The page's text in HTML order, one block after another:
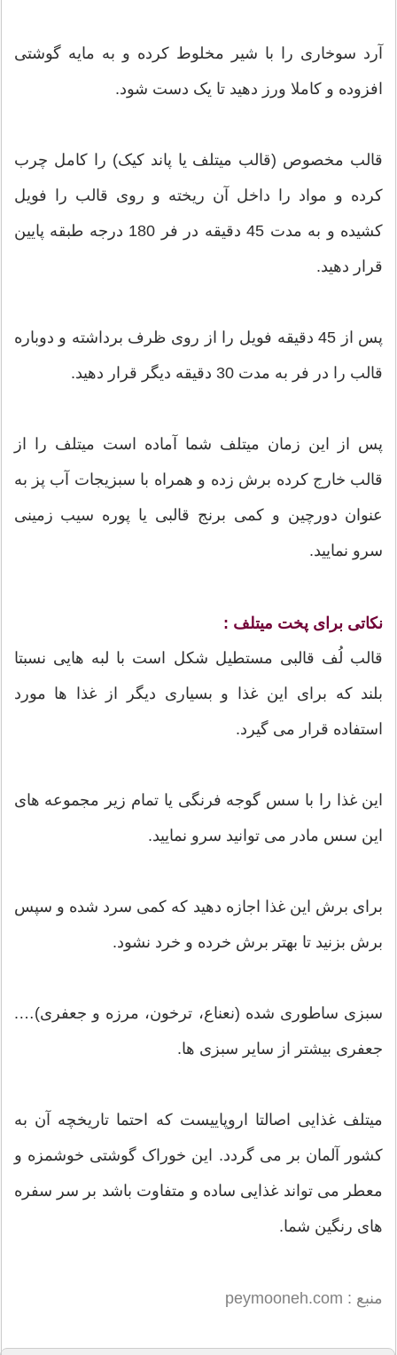
آرد سوخاری را با شیر مخلوط کرده و به مایه گوشتی
افزوده و کاملا ورز دهید تا یک دست شود.
قالب مخصوص (قالب میتلف یا پاند کیک) را کامل چرب
کرده و مواد را داخل آن ریخته و روی قالب را فویل
کشیده و به مدت 45 دقیقه در فر 180 درجه طبقه پایین
قرار دهید.
پس از 45 دقیقه فویل را از روی ظرف برداشته و دوباره
قالب را در فر به مدت 30 دقیقه دیگر قرار دهید.
پس از این زمان میتلف شما آماده است میتلف را از
قالب خارج کرده برش زده و همراه با سبزیجات آب پز به
عنوان دورچین و کمی برنج قالبی یا پوره سیب زمینی
سرو نمایید.
نکاتی برای پخت میتلف :
قالب لُف قالبی مستطیل شکل است با لبه هایی نسبتا
بلند که برای این غذا و بسیاری دیگر از غذا ها مورد
استفاده قرار می گیرد.
این غذا را با سس گوجه فرنگی یا تمام زیر مجموعه های
این سس مادر می توانید سرو نمایید.
برای برش این غذا اجازه دهید که کمی سرد شده و سپس
برش بزنید تا بهتر برش خرده و خرد نشود.
سبزی ساطوری شده (نعناع، ترخون، مرزه و جعفری)….
جعفری بیشتر از سایر سبزی ها.
میتلف غذایی اصالتا اروپاییست که احتما تاریخچه آن به
کشور آلمان بر می گردد. این خوراک گوشتی خوشمزه و
معطر می تواند غذایی ساده و متفاوت باشد بر سر سفره
های رنگین شما.
منبع : peymooneh.com